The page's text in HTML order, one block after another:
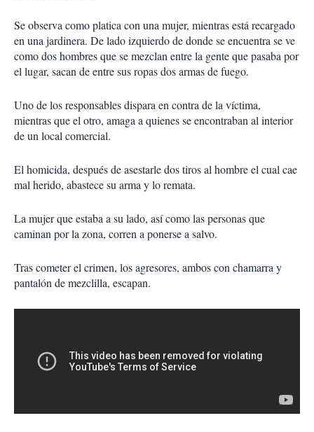
Se observa como platica con una mujer, mientras está recargado
en una jardinera. De lado izquierdo de donde se encuentra se ve
como dos hombres que se mezclan entre la gente que pasaba por
el lugar, sacan de entre sus ropas dos armas de fuego.
Uno de los responsables dispara en contra de la víctima,
mientras que el otro, amaga a quienes se encontraban al interior
de un local comercial.
El homicida, después de asestarle dos tiros al hombre el cual cae
mal herido, abastece su arma y lo remata.
La mujer que estaba a su lado, así como las personas que
caminan por la zona, corren a ponerse a salvo.
Tras cometer el crimen, los agresores, ambos con chamarra y
pantalón de mezclilla, escapan.